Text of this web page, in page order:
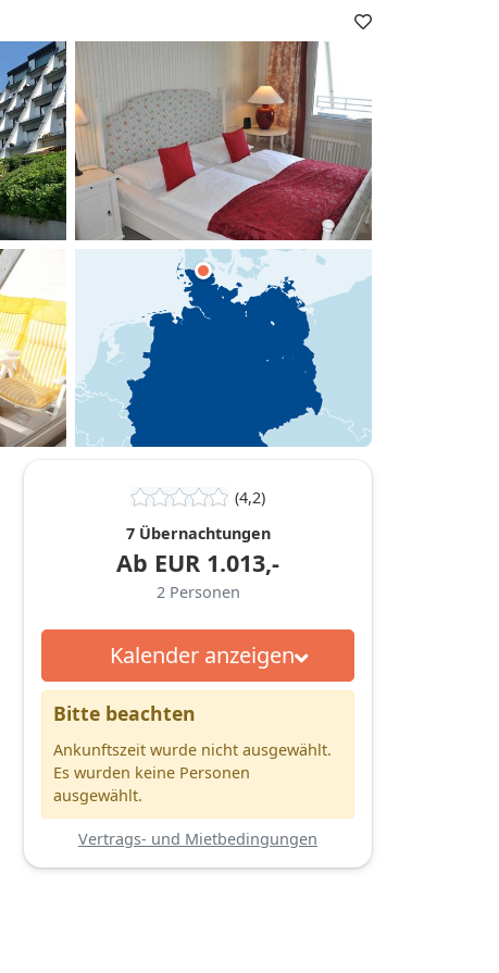
(4,2)
7 Übernachtungen
Ab EUR 1.013,-
2 Personen
Kalender anzeigen
Bitte beachten
Ankunftszeit wurde nicht ausgewählt.
Es wurden keine Personen
ausgewählt.
Vertrags- und Mietbedingungen